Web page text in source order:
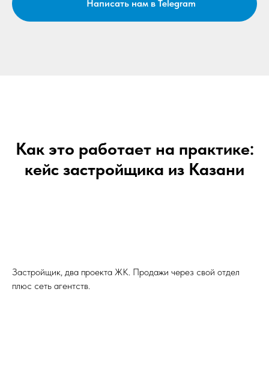
Написать нам в Telegram
Как это работает на практике:
кейс застройщика из Казани
Застройщик, два проекта ЖК. Продажи через свой отдел
плюс сеть агентств.